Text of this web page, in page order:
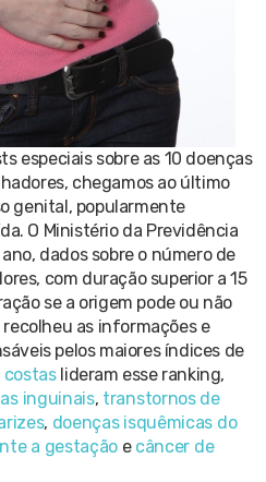
especiais sobre as 10 doenças
chegamos ao último
genital, popularmente
O Ministério da Previdência
dados sobre o número de
com duração superior a 15
se a origem pode ou não
recolheu as informações e
pelos maiores índices de
costaslideram esse ranking,
inguinais, transtornos de
, doenças isquêmicas do
a gestação e câncer de